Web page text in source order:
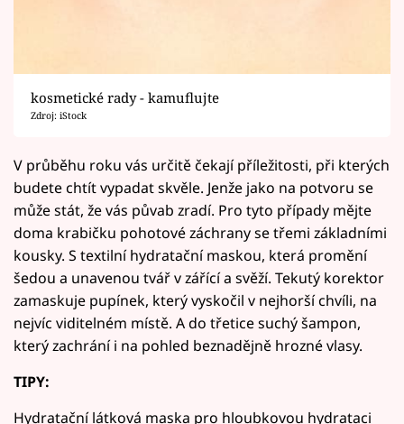
kosmetické rady - kamuflujte
Zdroj: iStock
V průběhu roku vás určitě čekají příležitosti, při kterých
budete chtít vypadat skvěle. Jenže jako na potvoru se
může stát, že vás půvab zradí. Pro tyto případy mějte
doma krabičku pohotové záchrany se třemi základními
kousky. S textilní hydratační maskou, která promění
šedou a unavenou tvář v zářící a svěží. Tekutý korektor
zamaskuje pupínek, který vyskočil v nejhorší chvíli, na
nejvíc viditelném místě. A do třetice suchý šampon,
který zachrání i na pohled beznadějně hrozné vlasy.
TIPY:
Hydratační látková maska pro hloubkovou hydrataci